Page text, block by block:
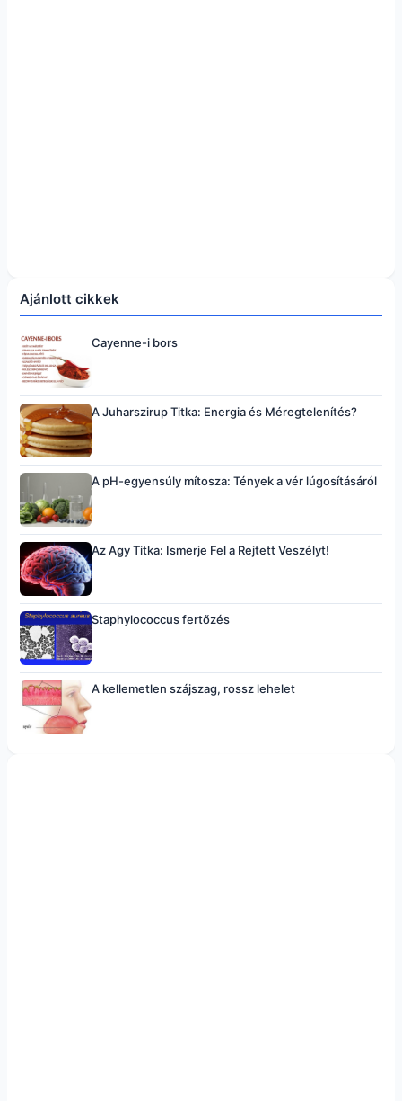
Ajánlott cikkek
Cayenne-i bors
A Juharszirup Titka: Energia és Méregtelenítés?
A pH-egyensúly mítosza: Tények a vér lúgosításáról
Az Agy Titka: Ismerje Fel a Rejtett Veszélyt!
Staphylococcus fertőzés
A kellemetlen szájszag, rossz lehelet